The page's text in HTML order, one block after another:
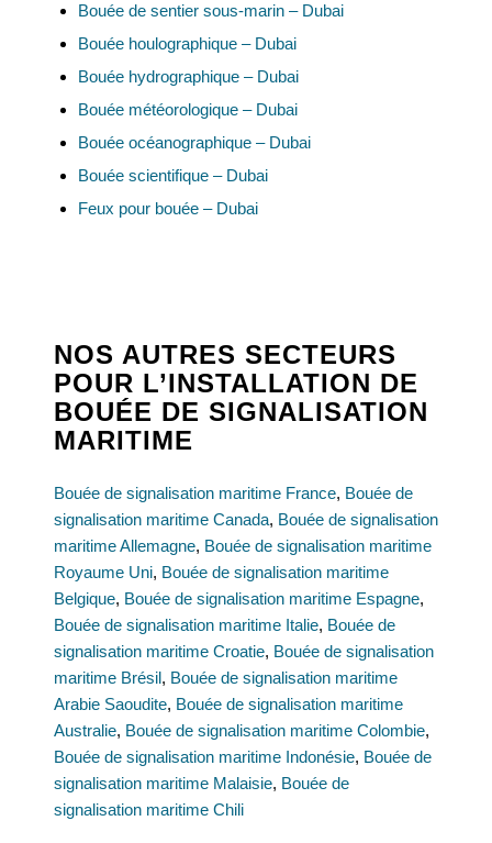
Bouée de sentier sous-marin – Dubai
Bouée houlographique – Dubai
Bouée hydrographique – Dubai
Bouée météorologique – Dubai
Bouée océanographique – Dubai
Bouée scientifique – Dubai
Feux pour bouée – Dubai
NOS AUTRES SECTEURS
POUR L’INSTALLATION DE
BOUÉE DE SIGNALISATION
MARITIME
Bouée de signalisation maritime France, Bouée de
signalisation maritime Canada, Bouée de signalisation
maritime Allemagne, Bouée de signalisation maritime
Royaume Uni, Bouée de signalisation maritime
Belgique, Bouée de signalisation maritime Espagne,
Bouée de signalisation maritime Italie, Bouée de
signalisation maritime Croatie, Bouée de signalisation
maritime Brésil, Bouée de signalisation maritime
Arabie Saoudite, Bouée de signalisation maritime
Australie, Bouée de signalisation maritime Colombie,
Bouée de signalisation maritime Indonésie, Bouée de
signalisation maritime Malaisie, Bouée de
signalisation maritime Chili